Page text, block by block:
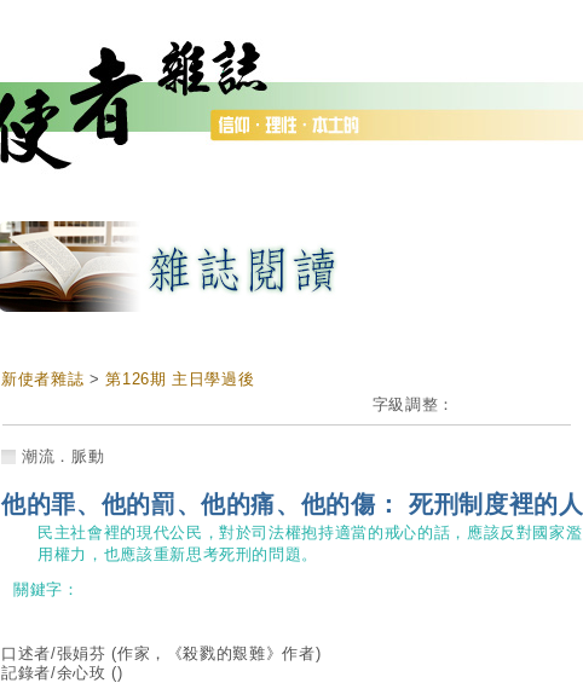
新使者雜誌 >第126期 主日學過後
字級調整：
潮流．脈動
他的罪、他的罰、他的痛、他的傷： 死刑制度裡的人
民主社會裡的現代公民，對於司法權抱持適當的戒心的話，應該反對國家濫
用權力，也應該重新思考死刑的問題。
關鍵字：
口述者/張娟芬 (作家，《殺戮的艱難》作者)
記錄者/余心玫 ()